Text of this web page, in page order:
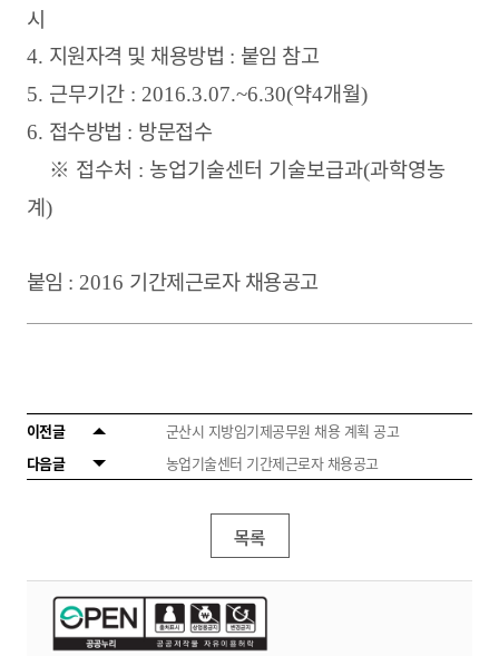
시
4. 지원자격 및 채용방법 : 붙임 참고
5. 근무기간 : 2016.3.07.~6.30(약4개월)
6. 접수방법 : 방문접수
※ 접수처 : 농업기술센터 기술보급과(과학영농
계)
붙임 : 2016 기간제근로자 채용공고
이전글
군산시 지방임기제공무원 채용 계획 공고
다음글
농업기술센터 기간제근로자 채용공고
목록